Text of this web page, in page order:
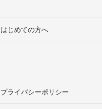
はじめての方へ
プライバシーポリシー